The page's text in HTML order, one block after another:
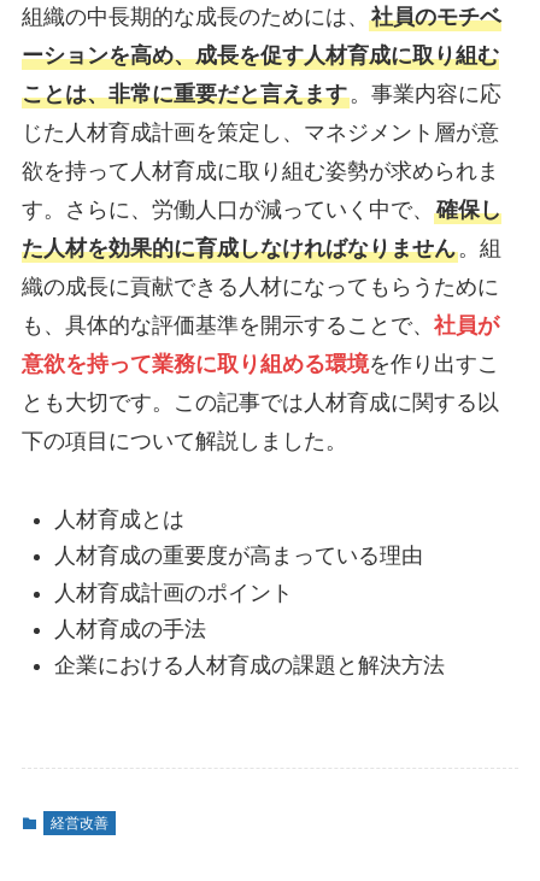
​​​​​​組織の中長期的な成長のためには、 社員のモチベ
ーションを高め、成長を促す人材育成に取り組む
ことは、非常に重要だと言えます。事業内容に応
じた人材育成計画を策定し、マネジメント層が意
欲を持って人材育成に取り組む姿勢が求められま
す。さらに、労働人口が減っていく中で、 確保し
た人材を効果的に育成しなければなりません。組
織の成長に貢献できる人材になってもらうために
も、具体的な評価基準を開示することで、 社員が
意欲を持って業務に取り組める環境を作り出すこ
とも大切です。この記事では人材育成に関する以
下の項目について解説しました。
人材育成とは
人材育成の重要度が高まっている理由
人材育成計画のポイント
人材育成の手法
企業における人材育成の課題と解決方法
経営改善